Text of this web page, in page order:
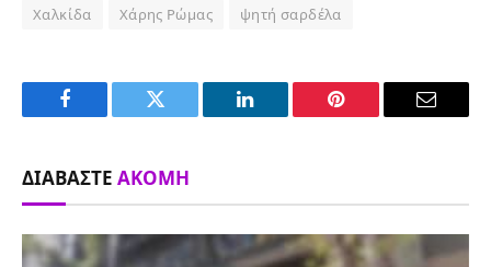
Χαλκίδα Χάρης Ρώμας ψητή σαρδέλα
Facebook Twitter LinkedIn Pinterest Email
ΔΙΑΒΆΣΤΕ ΑΚΌΜΗ